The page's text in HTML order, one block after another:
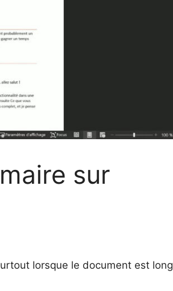
sur
lorsque le document est long